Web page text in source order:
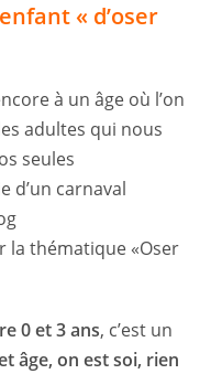
« d’oser
à un âge où l’on
adultes qui nous
seules
d’un carnaval
la thématique «Oser
0 et 3 ans, c’est un
âge, on est soi, rien